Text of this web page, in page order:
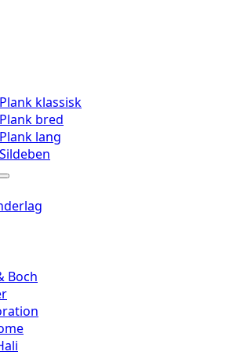
klassisk
bred
lang
Boch